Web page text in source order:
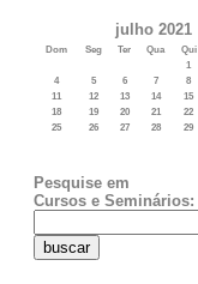
julho 2021
Dom Seg Ter Qua Qui
1
4
5 6 7 8
11
12 13 14 15
18
19 20 21 22
25
26 27 28 29
Pesquise em
Cursos e Seminários: